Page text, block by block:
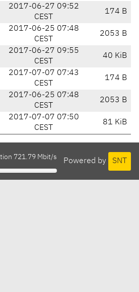
2017-06-27 09:52
CEST
174 B
2017-06-25 07:48
CEST
2053 B
2017-06-27 09:55
CEST
40 KiB
2017-07-07 07:43
CEST
174 B
2017-06-25 07:48
CEST
2053 B
2017-07-07 07:50
CEST
81 KiB
Powered by SNT
721.79 Mbit/s